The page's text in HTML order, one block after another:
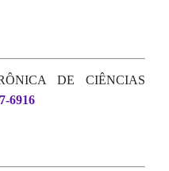
DE CIÊNCIAS
6916